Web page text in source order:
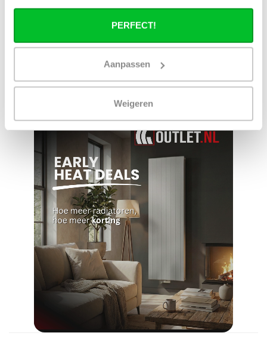
PERFECT!
Aanpassen
Weigeren
Ruim assortiment
14 dagen bedenktijd
week open.
Nederland en België
Geen onverwachte
kosten achteraf